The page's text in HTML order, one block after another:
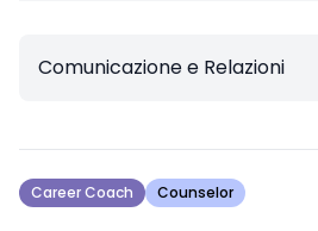
Comunicazione e Relazioni
Career Coach Counselor